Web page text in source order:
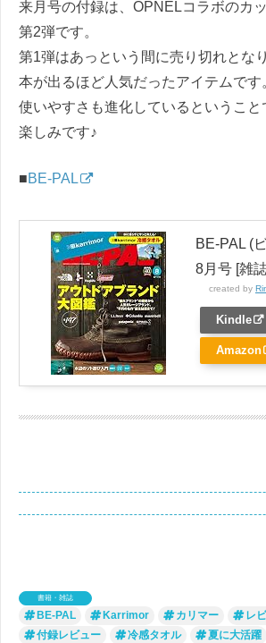
来月号の付録は、OPNELコラボのカ
第2弾です。
第1弾はあっという間に売り切れとな
本が出るほど人気だったアイテムです
使いやすさも進化しているということ
楽しみです♪
■BE-PAL
BE-PAL (
8月号 [雑
created by
Kindle
Amazon
書籍・雑誌
BE-PAL Karrimor カリマー
レ
付録レビュー
冷感タオル 夏に大活躍